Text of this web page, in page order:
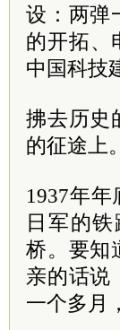
设：两弹
的开拓
中国科技
拂去历史
的征途上。
1937年
日军的
桥。要知
亲的话说
一个多月